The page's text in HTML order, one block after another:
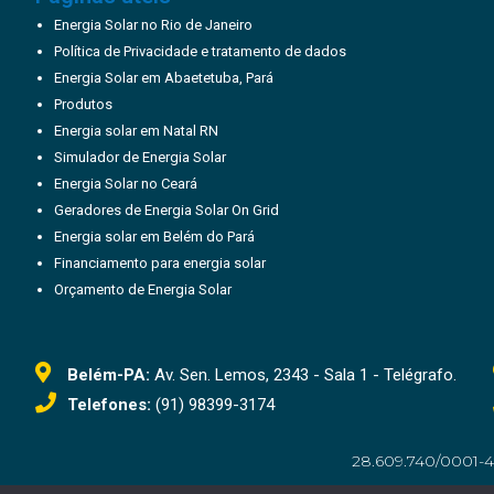
Energia Solar no Rio de Janeiro
Política de Privacidade e tratamento de dados
Energia Solar em Abaetetuba, Pará
Produtos
Energia solar em Natal RN
Simulador de Energia Solar
Energia Solar no Ceará
Geradores de Energia Solar On Grid
Energia solar em Belém do Pará
Financiamento para energia solar
Orçamento de Energia Solar
Belém-PA: Av. Sen. Lemos, 2343 - Sala 1 - Telégrafo.
Telefones: (91) 98399-3174
28.609.740/0001-